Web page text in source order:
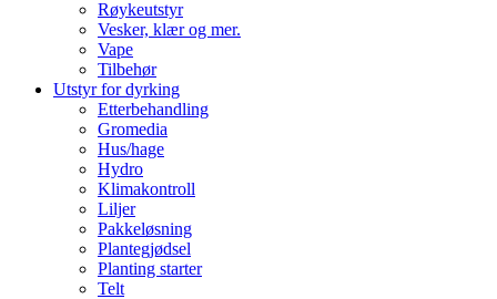
Røykeutstyr
Vesker, klær og mer.
Vape
Tilbehør
Utstyr for dyrking
Etterbehandling
Gromedia
Hus/hage
Hydro
Klimakontroll
Liljer
Pakkeløsning
Plantegjødsel
Planting starter
Telt